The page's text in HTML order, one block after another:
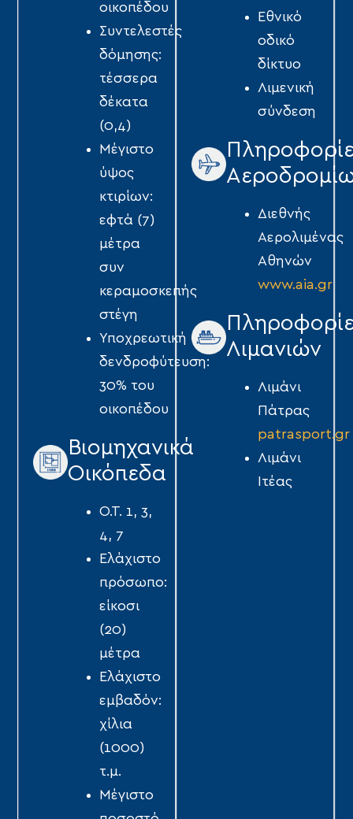
οικοπέδου
Συντελεστές
δόµησης:
τέσσερα
δέκατα
(0,4)
Μέγιστο
ύψος
κτιρίων:
εφτά (7)
μέτρα
συν
κεραμοσκεπής
στέγη
Υποχρεωτική
δενδροφύτευση:
30% του
οικοπέδου
Βιομηχανικά
Οικόπεδα
Ο.Τ. 1, 3,
4, 7
Ελάχιστο
πρόσωπο:
είκοσι
(20)
µέτρα
Ελάχιστο
εµβαδόν:
χίλια
(1000)
τ.µ.
Μέγιστο
Εθνικό
οδικό
δίκτυο
Λιμενική
σύνδεση
Διεθνής
Αερολιμένας
Αθηνών
www.aia.gr
Λιμανιών
Λιμάνι
Πάτρας
patrasport.gr
Λιμάνι
Ιτέας